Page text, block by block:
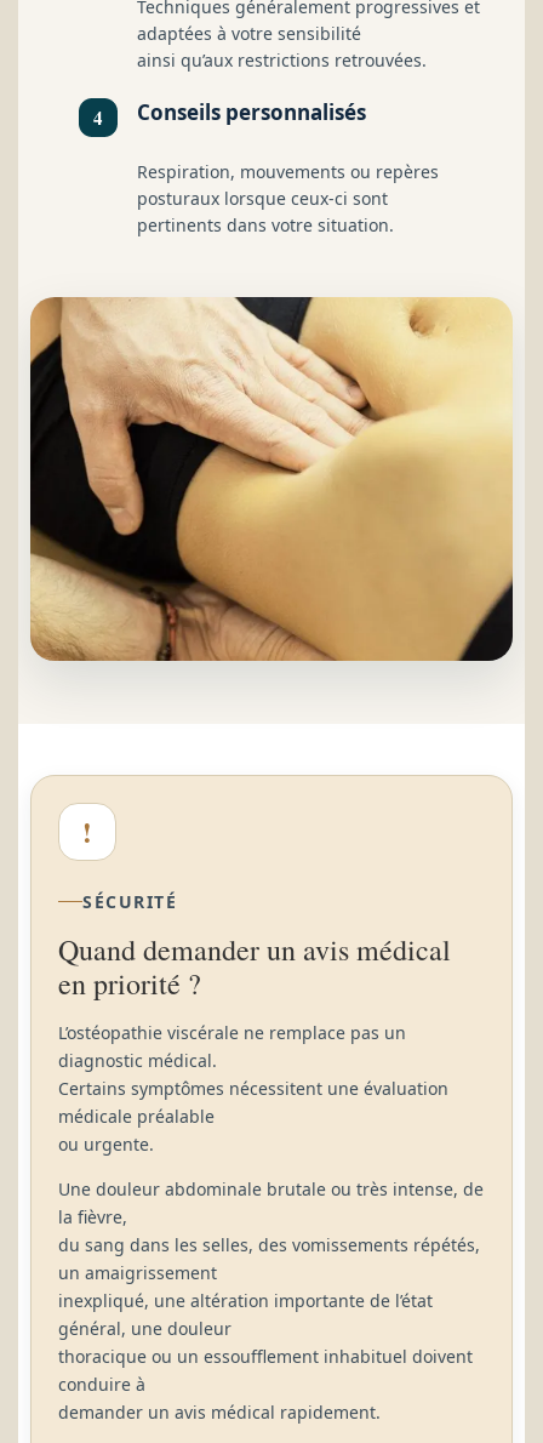
Techniques généralement progressives et
adaptées à votre sensibilité
ainsi qu’aux restrictions retrouvées.
Conseils personnalisés
Respiration, mouvements ou repères
posturaux lorsque ceux-ci sont
pertinents dans votre situation.
!
SÉCURITÉ
Quand demander un avis médical
en priorité ?
L’ostéopathie viscérale ne remplace pas un
diagnostic médical.
Certains symptômes nécessitent une évaluation
médicale préalable
ou urgente.
Une douleur abdominale brutale ou très intense, de
la fièvre,
du sang dans les selles, des vomissements répétés,
un amaigrissement
inexpliqué, une altération importante de l’état
général, une douleur
thoracique ou un essoufflement inhabituel doivent
conduire à
demander un avis médical rapidement.